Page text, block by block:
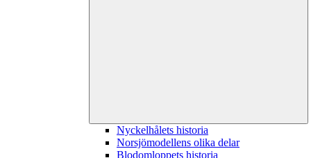
Nyckelhålets historia
Norsjömodellens olika delar
Blodomloppets historia